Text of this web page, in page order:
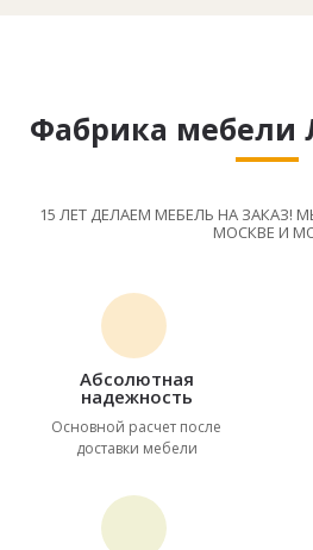
Фабрика
15 ЛЕТ ДЕЛАЕМ МЕБЕЛЬ НА ЗАКАЗ!
МОСКВЕ И
Абсолютная
надежность
Основной расчет после
доставки мебели